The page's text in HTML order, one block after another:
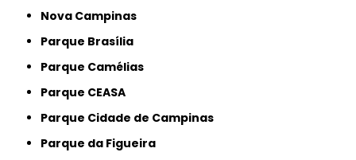
Nova Campinas
Parque Brasília
Parque Camélias
Parque CEASA
Parque Cidade de Campinas
Parque da Figueira